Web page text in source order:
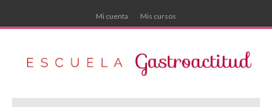
Mi cuenta Mis cursos